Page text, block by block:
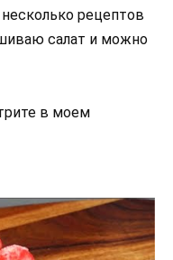
рецептов
салат и можно
в моем